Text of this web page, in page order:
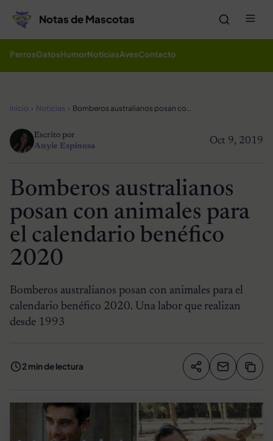
Notas de Mascotas
PerrosGatosHumorNoticiasAvesContacto
Inicio Noticias Bomberos australianos posan con animales para el calendario benéfico 2020
Oct 9, 2019
Escrito por
Anyie Espinosa
Bomberos australianos
posan con animales para
el calendario benéfico
2020
Bomberos australianos posan con animales para el
calendario benéfico 2020. Una labor que realizan
desde 1993
2 min de lectura Compartir